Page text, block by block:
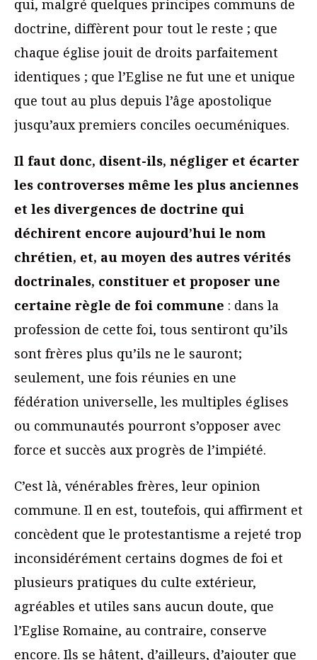
qui, malgré quelques principes communs de
doctrine, diffèrent pour tout le reste ; que
chaque église jouit de droits parfaitement
identiques ; que l’Eglise ne fut une et unique
que tout au plus depuis l’âge apostolique
jusqu’aux premiers conciles oecuméniques.
Il faut donc, disent-ils, négliger et écarter
les controverses même les plus anciennes
et les divergences de doctrine qui
déchirent encore aujourd’hui le nom
chrétien, et, au moyen des autres vérités
doctrinales, constituer et proposer une
certaine règle de foi commune : dans la
profession de cette foi, tous sentiront qu’ils
sont frères plus qu’ils ne le sauront;
seulement, une fois réunies en une
fédération universelle, les multiples églises
ou communautés pourront s’opposer avec
force et succès aux progrès de l’impiété.
C’est là, vénérables frères, leur opinion
commune. Il en est, toutefois, qui affirment et
concèdent que le protestantisme a rejeté trop
inconsidérément certains dogmes de foi et
plusieurs pratiques du culte extérieur,
agréables et utiles sans aucun doute, que
l’Eglise Romaine, au contraire, conserve
encore. Ils se hâtent, d’ailleurs, d’ajouter que